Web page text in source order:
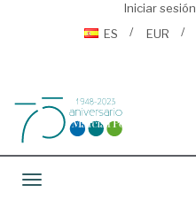
Iniciar sesión
ES
EUR
Toggle navigation